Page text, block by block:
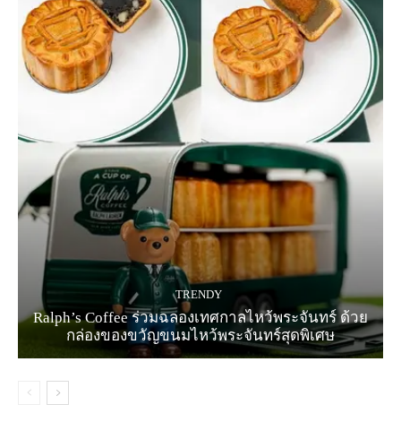
TRENDY
Ralph’s Coffee ร่วมฉลองเทศกาลไหว้พระจันทร์ ด้วย
กล่องของขวัญขนมไหว้พระจันทร์สุดพิเศษ